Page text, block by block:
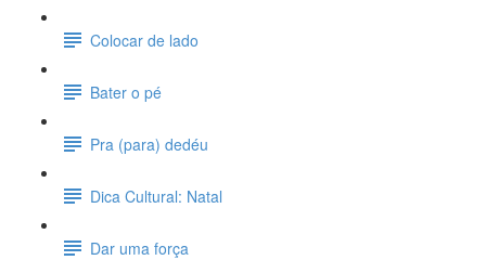
Colocar de lado
Bater o pé
Pra (para) dedéu
Dica Cultural: Natal
Dar uma força